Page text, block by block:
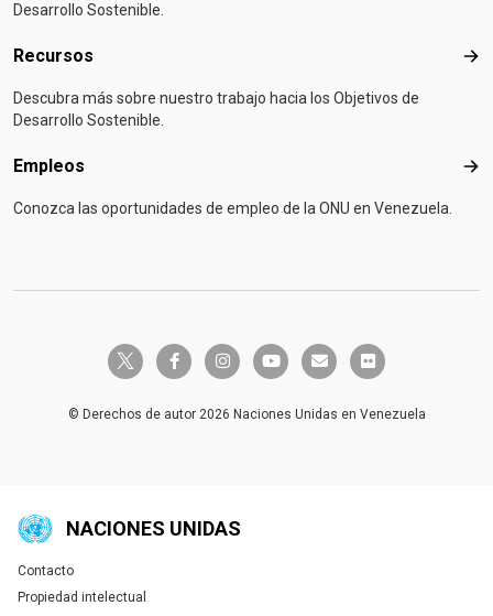
Desarrollo Sostenible.
Recursos
Descubra más sobre nuestro trabajo hacia los Objetivos de
Desarrollo Sostenible.
Empleos
Conozca las oportunidades de empleo de la ONU en Venezuela.
twitter-x facebook-finstagramyoutube envelopeflickr
© Derechos de autor 2026 Naciones Unidas en Venezuela
NACIONES UNIDAS
Global U.N. menu
Contacto
Propiedad intelectual